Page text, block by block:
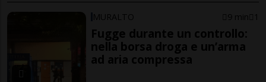
MURALTO 9 min 1
Fugge durante un controllo:
nella borsa droga e un’arma
ad aria compressa